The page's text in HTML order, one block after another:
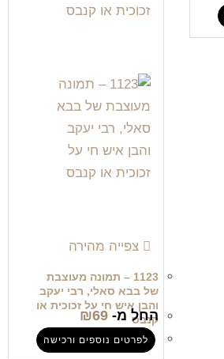
צפייה מהירה
1123 – תמונה מעוצבת
של בבא סאלי, רבי יעקב
והבן איש חי על זכוכית או
קנבס
החל מ- ₪69
לפרטים נוספים ורכישה